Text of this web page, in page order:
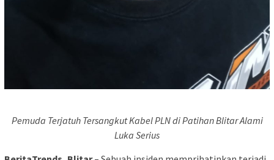
Pemuda Terjatuh Tersangkut Kabel PLN di Patihan Blitar Alami
Luka Serius